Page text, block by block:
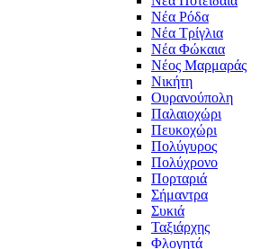
Νέα Ρόδα
Νέα Τρίγλια
Νέα Φώκαια
Νέος Μαρμαράς
Νικήτη
Ουρανούπολη
Παλαιοχώρι
Πευκοχώρι
Πολύγυρος
Πολύχρονο
Πορταριά
Σήμαντρα
Συκιά
Ταξιάρχης
Φλογητά